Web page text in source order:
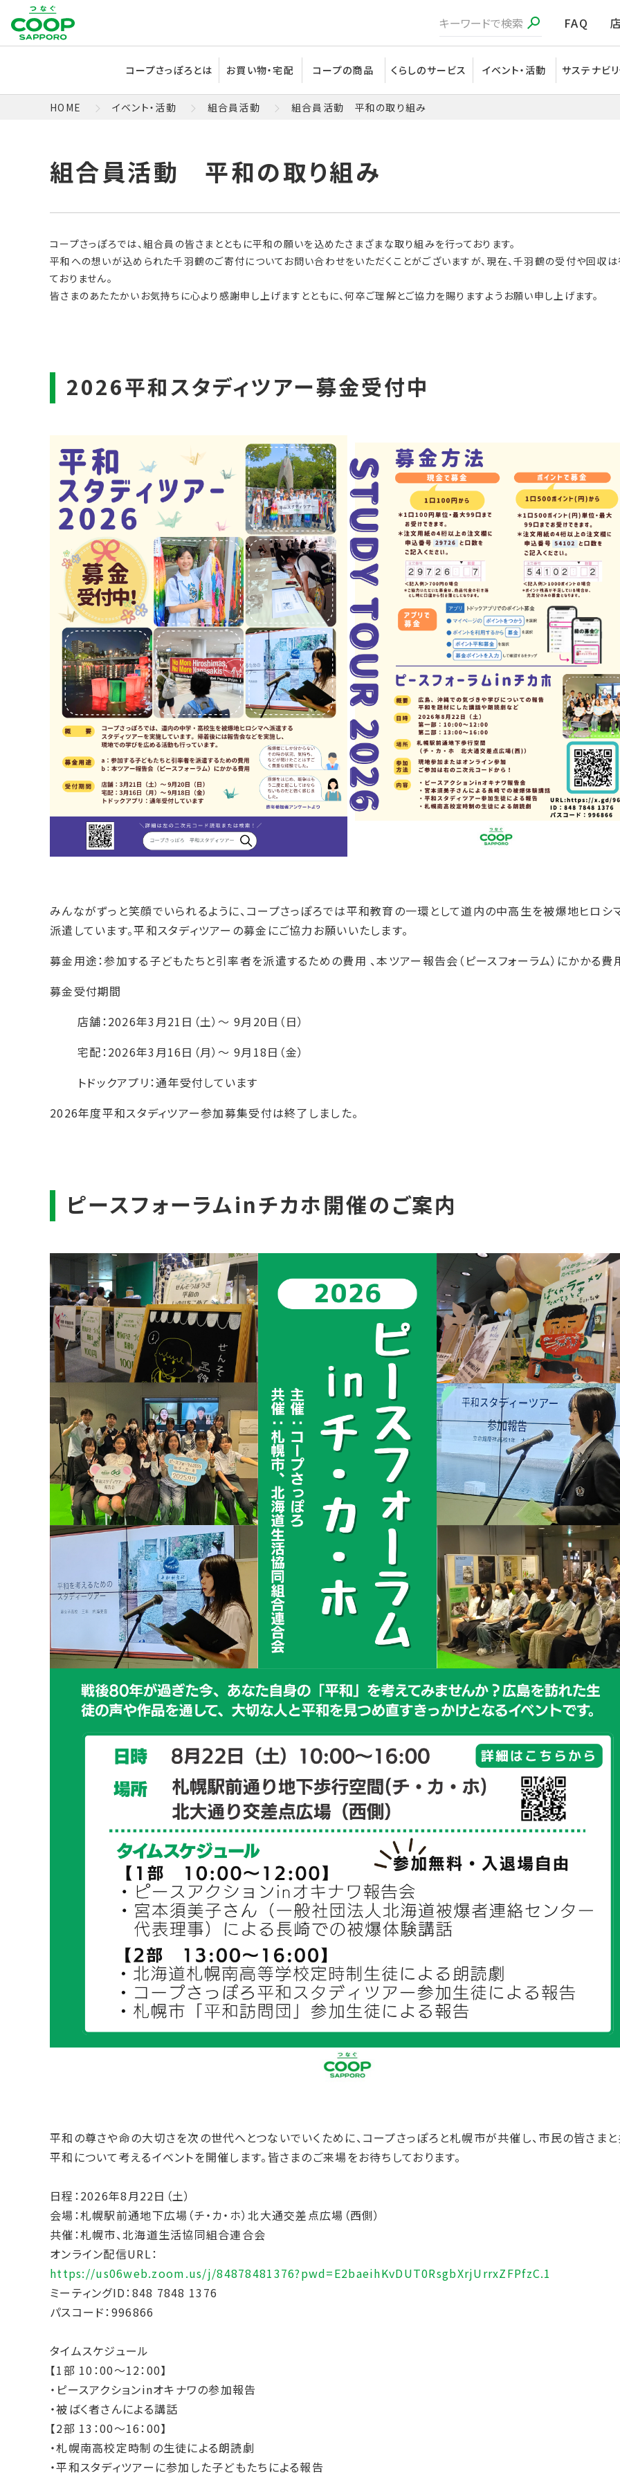
FAQ
コープさっぽろとは お買い物・宅配 コープの商品 くらしのサービス イベント・活動 サステナビ
HOME イベント・活動 組合員活動 組合員活動 平和の取り組み
コープさっぽろでは、組合員の皆さまとともに平和の願いを込めたさまざまな取り組みを行っております。
平和への想いが込められた千羽鶴のご寄付についてお問い合わせをいただくことがございますが、現在、千羽鶴の受付や回収は
ておりません。
皆さまのあたたかいお気持ちに心より感謝申し上げますとともに、何卒ご理解とご協力を賜りますようお願い申し上げます。
みんながずっと笑顔でいられるように、コープさっぽろでは平和教育の一環として道内の中高生を被爆地ヒロシ
派遣しています。平和スタディツアーの募金にご協力お願いいたします。
募金用途：参加する子どもたちと引率者を派遣するための費用 、本ツアー報告会（ピースフォーラム）にかかる費
募金受付期間
店舗：2026年3月21日（土）～ 9月20日（日）
宅配：2026年3月16日（月）～ 9月18日（金）
トドックアプリ：通年受付しています
2026年度平和スタディツアー参加募集受付は終了しました。
平和の尊さや命の大切さを次の世代へとつないでいくために、コープさっぽろと札幌市が共催し、市民の皆さま
平和について考えるイベントを開催します。皆さまのご来場をお待ちしております。
日程：2026年8月22日（土）
会場：札幌駅前通地下広場（チ・カ・ホ）北大通交差点広場（西側）
共催：札幌市、北海道生活協同組合連合会
オンライン配信URL：
https://us06web.zoom.us/j/84878481376?pwd=E2baeihKvDUT0RsgbXrjUrrxZFPfzC.1
ミーティングID：848 7848 1376
パスコード：996866
タイムスケジュール
【1部 10：00～12：00】
・ピースアクションinオキナワの参加報告
・被ばく者さんによる講話
【2部 13：00～16：00】
・札幌南高校定時制の生徒による朗読劇
・平和スタディツアーに参加した子どもたちによる報告